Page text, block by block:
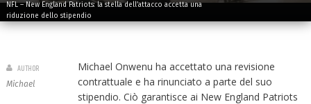
NFL – New England Patriots: la stella dell’attacco accetta una
riduzione dello stipendio
Michael Onwenu ha accettato una revisione
contrattuale e ha rinunciato a parte del suo
stipendio. Ciò garantisce ai New England Patriots
AUTHOR
Michael